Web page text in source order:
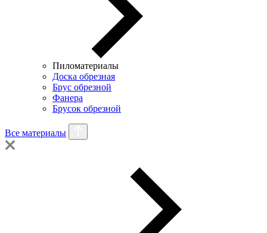
Пиломатериалы
Доска обрезная
Брус обрезной
Фанера
Брусок обрезной
Все материалы